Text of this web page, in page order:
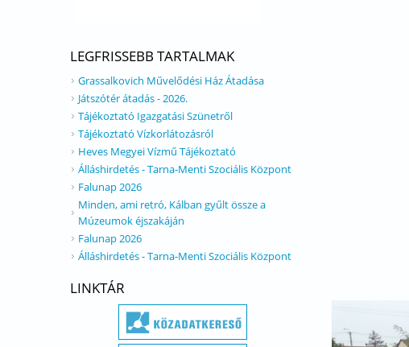
LEGFRISSEBB TARTALMAK
Grassalkovich Művelődési Ház Átadása
Játszótér átadás - 2026.
Tájékoztató Igazgatási Szünetről
Tájékoztató Vízkorlátozásról
Heves Megyei Vízmű Tájékoztató
Álláshirdetés - Tarna-Menti Szociális Központ
Falunap 2026
Minden, ami retró, Kálban gyűlt össze a
Múzeumok éjszakáján
Falunap 2026
Álláshirdetés - Tarna-Menti Szociális Központ
LINKTÁR